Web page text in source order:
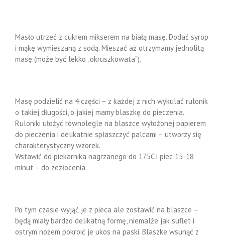
Masło utrzeć z cukrem mikserem na białą masę. Dodać syrop
i mąkę wymieszaną z sodą. Mieszać aż otrzymamy jednolitą
masę (może być lekko „okruszkowata”).
Masę podzielić na 4 części – z każdej z nich wykulać rulonik
o takiej długości, o jakiej mamy blaszkę do pieczenia.
Ruloniki ułożyć równolegle na blaszce wyłożonej papierem
do pieczenia i delikatnie spłaszczyć palcami – utworzy się
charakterystyczny wzorek.
Wstawić do piekarnika nagrzanego do 175C i piec 15-18
minut – do zezłocenia.
Po tym czasie wyjąć je z pieca ale zostawić na blaszce –
będą miały bardzo delikatną formę, niemalże jak suflet i
ostrym nożem pokroić je ukos na paski. Blaszke wsunąć z